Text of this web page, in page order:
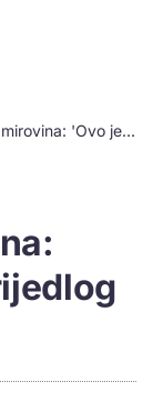
Vlast protiv većih braniteljskih mirovina: 'Ovo je najpodliji prijedlog ikada'